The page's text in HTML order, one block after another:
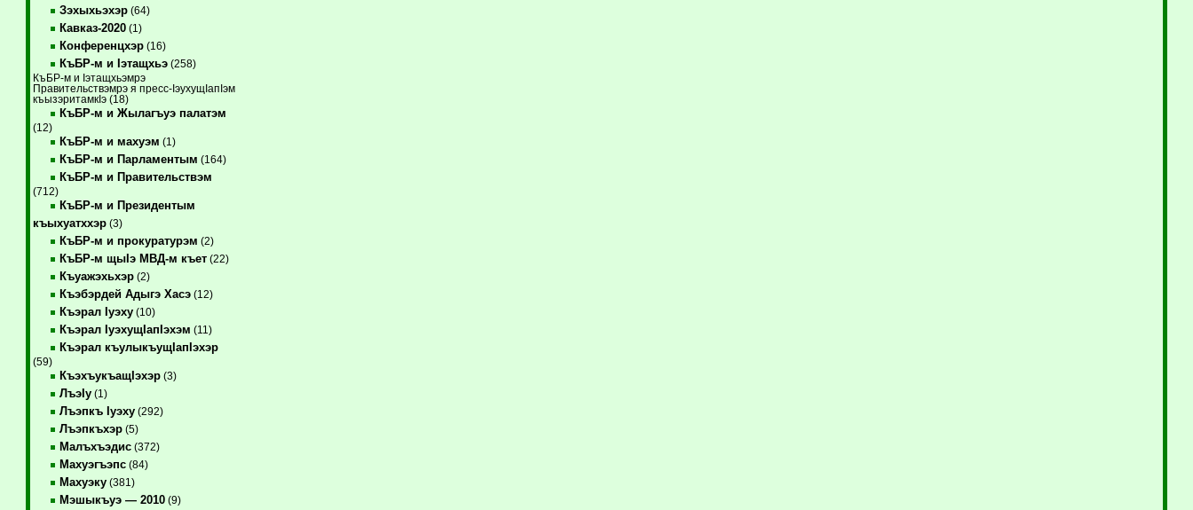
Зэхыхьэхэр(64)
Кавказ-2020(1)
Конференцхэр(16)
КъБР-м и Iэтащхьэ(258)
КъБР-м и Iэтащхьэмрэ
Правительствэмрэ я пресс-IэухущIапIэм
къызэритамкIэ (18)
КъБР-м и Жылагъуэ палатэм
(12)
КъБР-м и махуэм (1)
КъБР-м и Парламентым (164)
КъБР-м и Правительствэм
(712)
КъБР-м и Президентым
къыхуатххэр(3)
КъБР-м и прокуратурэм (2)
КъБР-м щыIэ МВД-м къет(22)
Къуажэхьхэр(2)
Къэбэрдей Адыгэ Хасэ(12)
Къэрал Iуэху(10)
Къэрал IуэхущIапIэхэм (11)
Къэрал къулыкъущIапIэхэр
(59)
КъэхъукъащIэхэр(3)
ЛъэIу(1)
Лъэпкъ Iуэху(292)
Лъэпкъхэр(5)
Малъхъэдис(372)
Махуэгъэпс(84)
Махуэку(381)
Мэшыкъуэ — 2010(9)